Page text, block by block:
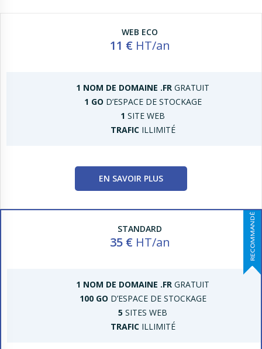
WEB ECO
11 €HT/an
1 NOM DE DOMAINE .FR GRATUIT
1 GO D’ESPACE DE STOCKAGE
1 SITE WEB
TRAFICILLIMITÉ
EN SAVOIR PLUS
STANDARD
35 €HT/an
1 NOM DE DOMAINE .FR GRATUIT
100 GO D’ESPACE DE STOCKAGE
5 SITES WEB
TRAFICILLIMITÉ